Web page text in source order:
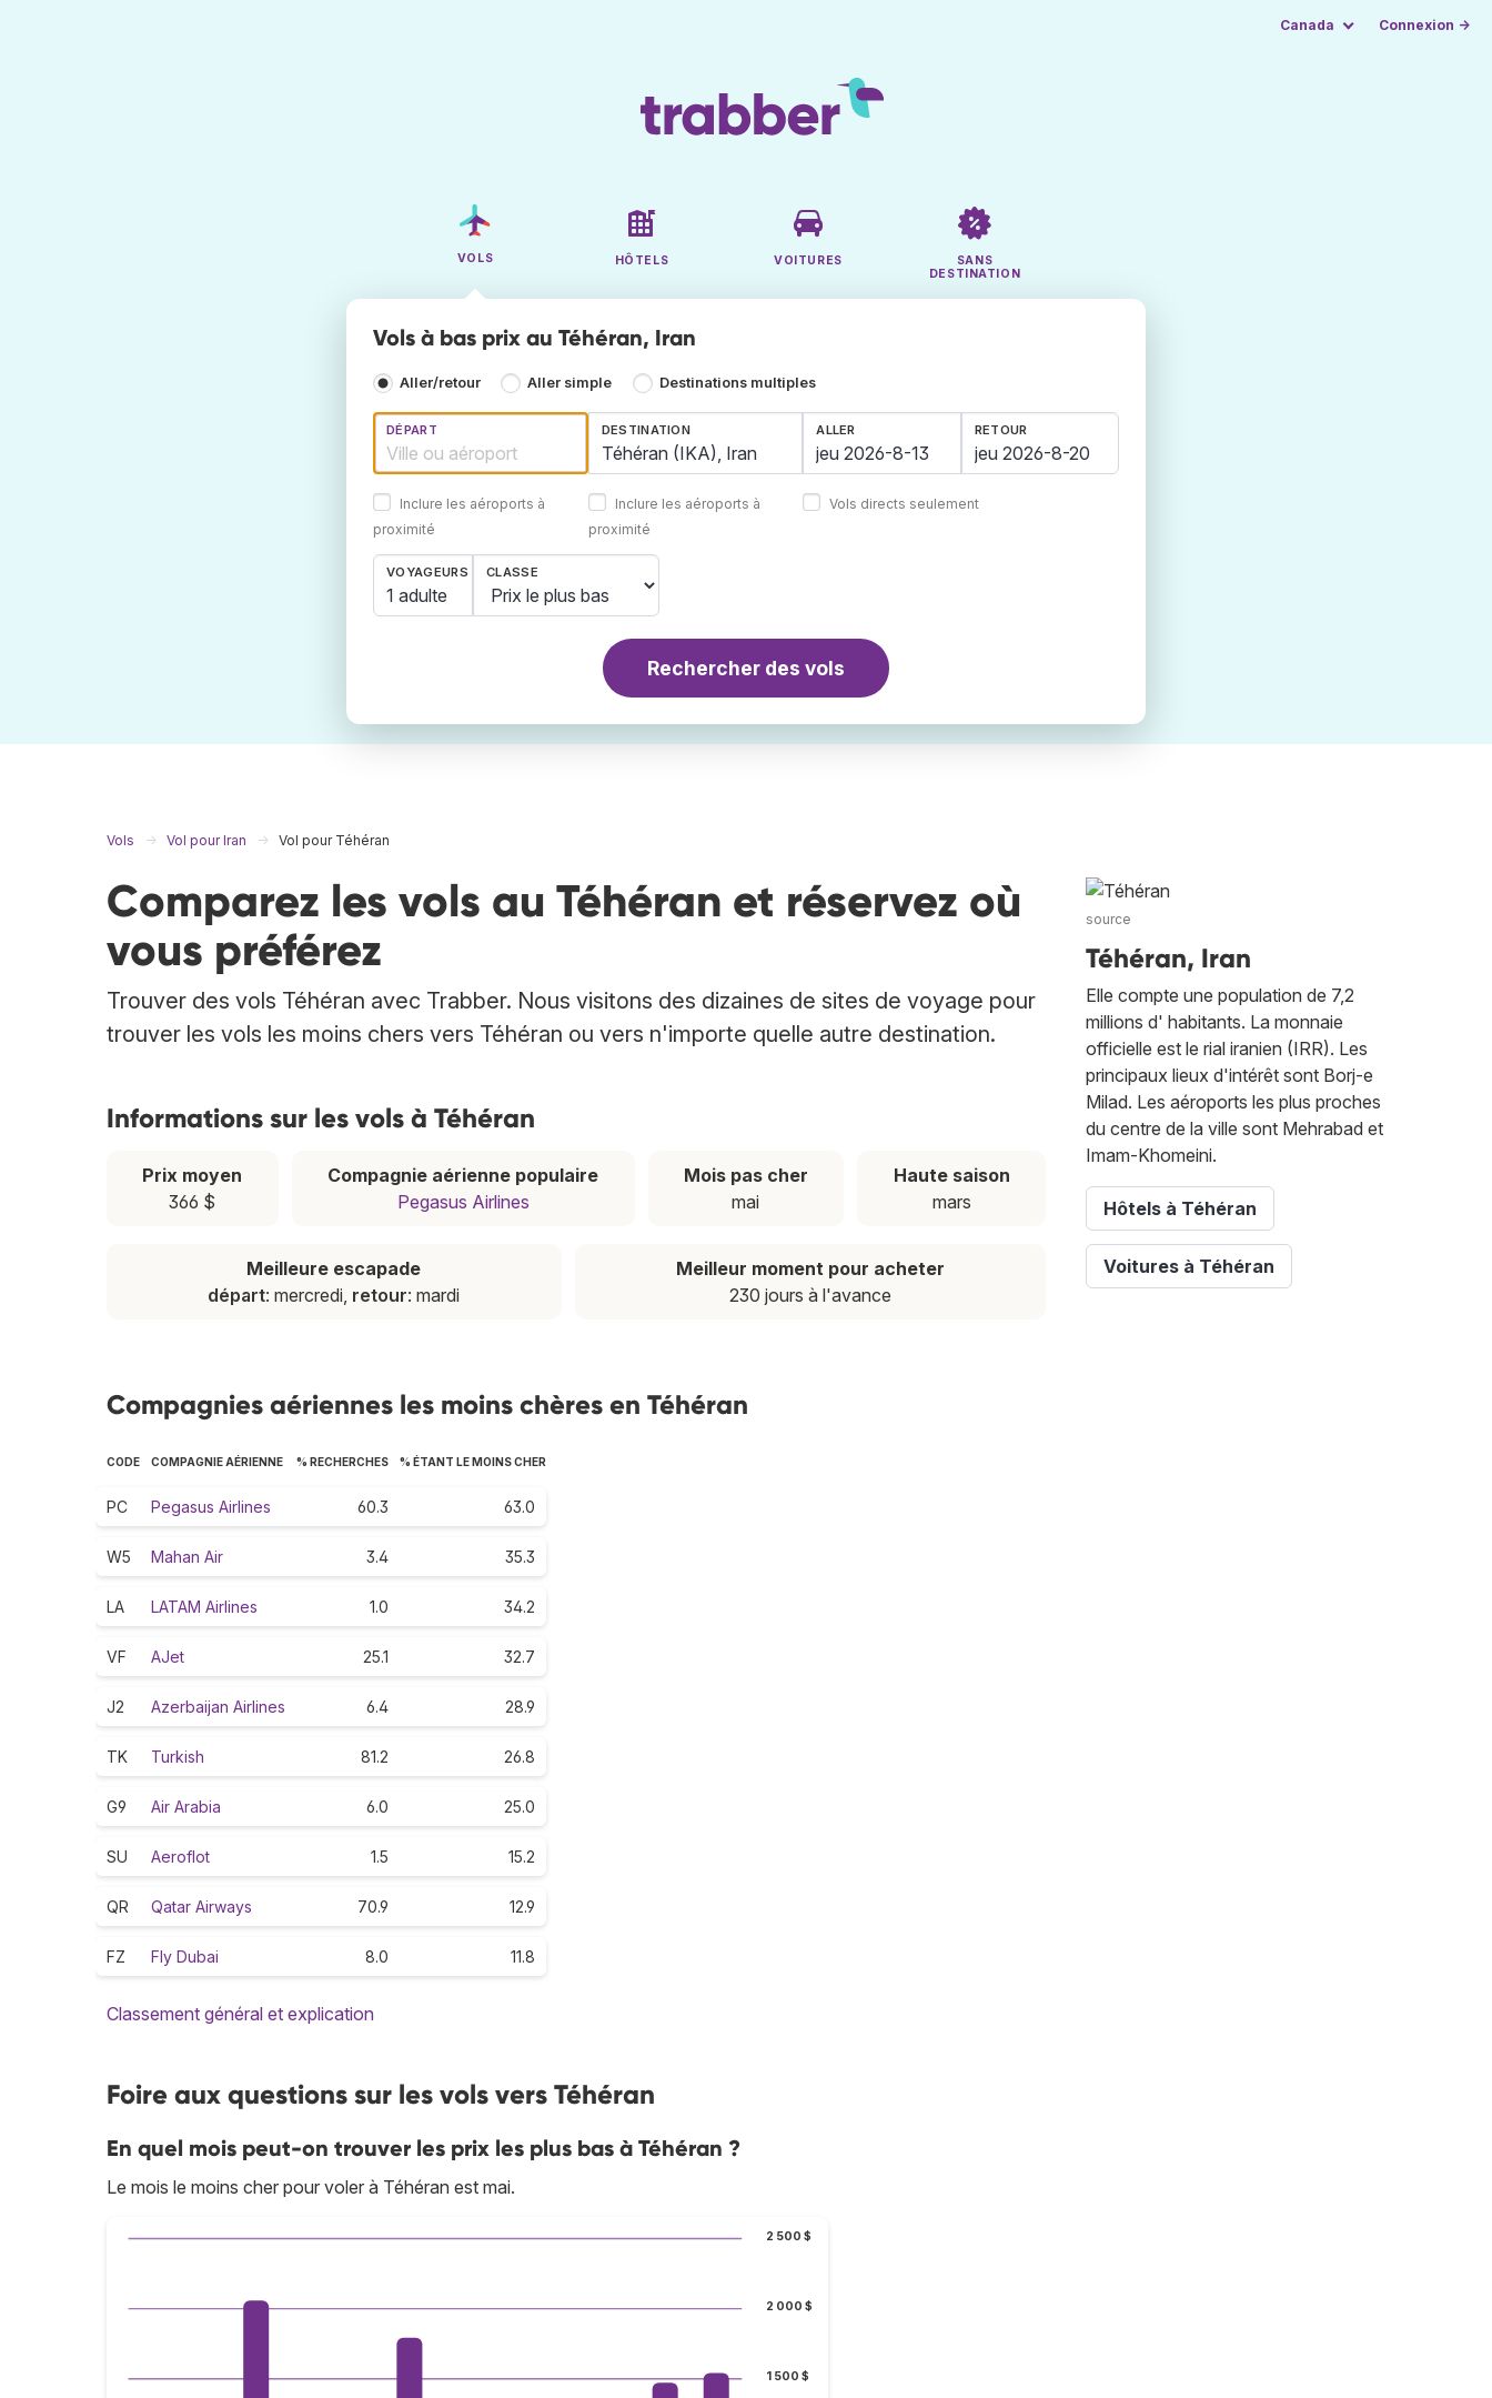
Canada Connexion →
VOLS HÔTELS VOITURES
SANS
DESTINATION
Vols à bas prix au Téhéran, Iran
Aller/retour Aller simple Destinations multiples
DÉPART
Inclure les aéroports à
proximité
DESTINATION
Inclure les aéroports à
proximité
ALLER RETOUR
Vols directs seulement
VOYAGEURS
1 adulte
CLASSE
Rechercher des vols
Vols Vol pour Iran Vol pour Téhéran
Comparez les vols au Téhéran et réservez où
vous préférez
Trouver des vols Téhéran avec Trabber. Nous visitons des dizaines de sites de voyage pour
trouver les vols les moins chers vers Téhéran ou vers n'importe quelle autre destination.
Informations sur les vols à Téhéran
Prix moyen
366 $
Compagnie aérienne populaire
Pegasus Airlines
Mois pas cher
mai
Haute saison
mars
Meilleure escapade
départ: mercredi, retour: mardi
Meilleur moment pour acheter
230 jours à l'avance
Compagnies aériennes les moins chères en Téhéran
CODE COMPAGNIE AÉRIENNE % RECHERCHES % ÉTANT LE MOINS CHER
PC Pegasus Airlines 60.3 63.0
W5 Mahan Air 3.4 35.3
LA LATAM Airlines 1.0 34.2
VF AJet 25.1 32.7
J2 Azerbaijan Airlines 6.4 28.9
TK Turkish 81.2 26.8
G9 Air Arabia 6.0 25.0
SU Aeroflot 1.5 15.2
QR Qatar Airways 70.9 12.9
FZ Fly Dubai 8.0 11.8
Classement général et explication
Foire aux questions sur les vols vers Téhéran
En quel mois peut-on trouver les prix les plus bas à Téhéran ?
Le mois le moins cher pour voler à Téhéran est mai.
1 500 $
2 000 $
2 500 $
source
Téhéran, Iran
Elle compte une population de 7,2
millions d' habitants. La monnaie
officielle est le rial iranien (IRR). Les
principaux lieux d'intérêt sont Borj-e
Milad. Les aéroports les plus proches
du centre de la ville sont Mehrabad et
Imam-Khomeini.
Hôtels à Téhéran
Voitures à Téhéran